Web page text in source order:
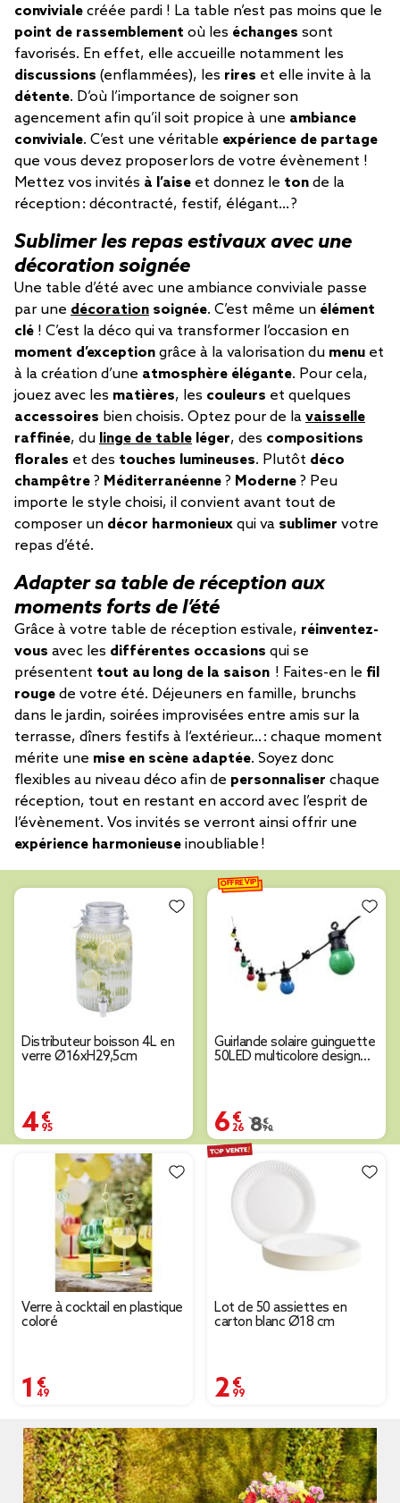
conviviale créée pardi ! La table n’est pas moins que le
point de rassemblement où les échanges sont
favorisés. En effet, elle accueille notamment les
discussions (enflammées), les rires et elle invite à la
détente. D’où l’importance de soigner son
agencement afin qu’il soit propice à une ambiance
conviviale. C’est une véritable expérience de partage
que vous devez proposer lors de votre évènement !
Mettez vos invités à l’aise et donnez le ton de la
réception : décontracté, festif, élégant… ?
Sublimer les repas estivaux avec une
décoration soignée
Une table d’été avec une ambiance conviviale passe
par une décoration soignée. C’est même un élément
clé ! C’est la déco qui va transformer l’occasion en
moment d’exception grâce à la valorisation du menu et
à la création d’une atmosphère élégante. Pour cela,
jouez avec les matières, les couleurs et quelques
accessoires bien choisis. Optez pour de la vaisselle
raffinée, du linge de table léger, des compositions
florales et des touches lumineuses. Plutôt déco
champêtre ? Méditerranéenne ? Moderne ? Peu
importe le style choisi, il convient avant tout de
composer un décor harmonieux qui va sublimer votre
repas d’été.
Adapter sa table de réception aux
moments forts de l’été
Grâce à votre table de réception estivale, réinventez-
vous avec les différentes occasions qui se
présentent tout au long de la saison ! Faites-en le fil
rouge de votre été. Déjeuners en famille, brunchs
dans le jardin, soirées improvisées entre amis sur la
terrasse, dîners festifs à l‘extérieur… : chaque moment
mérite une mise en scène adaptée. Soyez donc
flexibles au niveau déco afin de personnaliser chaque
réception, tout en restant en accord avec l’esprit de
l’évènement. Vos invités se verront ainsi offrir une
expérience harmonieuse inoubliable !
Distributeur boisson 4L en
verre Ø16xH29,5cm
4,95 €
Guirlande solaire guinguette
50LED multicolore design
6,26 €
Prix remisé de 8,90 €
8,90 €
OFFRE VIP
Verre à cocktail en plastique
coloré
1,49 €
Lot de 50 assiettes en
carton blanc Ø18 cm
2,99 €